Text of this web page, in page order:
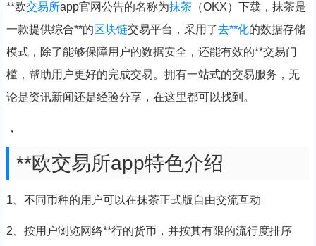
**欧交易所app官网公告的名称为抹茶（OKX）下载，抹茶是
一款提供综合**的区块链交易平台，采用了去**化的数据存储
模式，除了能够保障用户的数据安全，还能有效的**交易门
槛，帮助用户更好的完成交易。拥有一站式的交易服务，无
论是资讯新闻还是经验分享，在这里都可以找到。
，
**欧交易所app特色介绍
1、不同币种的用户可以在抹茶正式版自由交流互动
2、按用户浏览网络**行的货币，并按其有限的流行度排序